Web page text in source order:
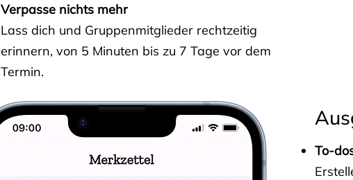
Verpasse nichts mehr
Lass dich und Gruppenmitglieder rechtzeitig
erinnern, von 5 Minuten bis zu 7 Tage vor dem
Termin.
To-